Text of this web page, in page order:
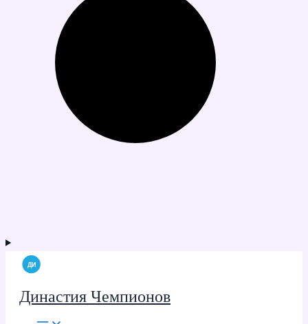
Династия Чемпионов